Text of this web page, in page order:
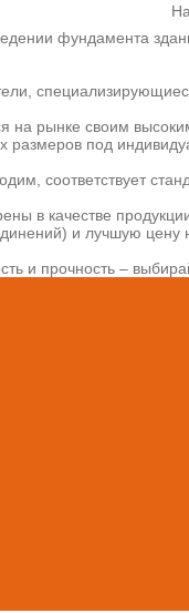
фундамента
на рынке своим
размеров под
соответствует
в качестве
и лучшую цену
и прочность –